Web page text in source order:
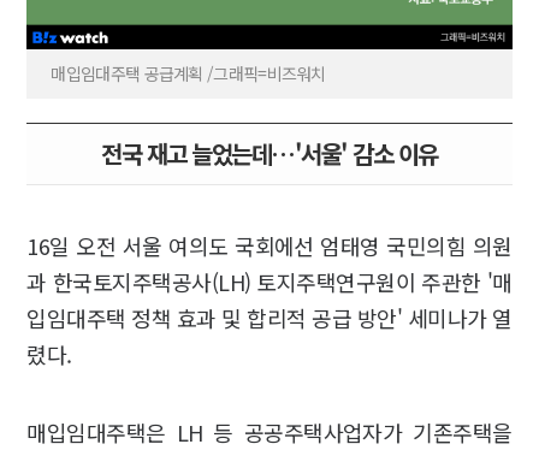
매입임대주택 공급계획 /그래픽=비즈워치
전국 재고 늘었는데…'서울' 감소 이유
16일 오전 서울 여의도 국회에선 엄태영 국민의힘 의원
과 한국토지주택공사(LH) 토지주택연구원이 주관한 '매
입임대주택 정책 효과 및 합리적 공급 방안' 세미나가 열
렸다.
매입임대주택은 LH 등 공공주택사업자가 기존주택을